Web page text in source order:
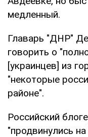
медленный.
Главарь "ДНР"
говорить о
[украинцев] из
"некоторые
районе".
Российский
"продвинулись